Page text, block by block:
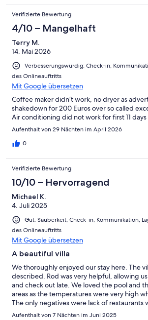
Verifizierte Bewertung
4/10 – Mangelhaft
Terry M.
14. Mai 2026
Verbesserungswürdig: Check-in,
des Onlineauftritts
Mit Google übersetzen
Coffee maker didn’t work, no dryer as
shakedown for 200 Euros over so called
Air conditioning did not work for first 11 days
Aufenthalt von 29 Nächten im April 2026
0
Verifizierte Bewertung
10/10 – Hervorragend
Michael K.
4. Juli 2025
Gut: Sauberkeit, Check-in, Kommunikation,
des Onlineauftritts
Mit Google übersetzen
A beautiful villa
We thoroughly enjoyed our stay here. The
described. Rod was very helpful, allowing
and check out late. We loved the pool and
areas as the temperatures were very high
The only negatives were lack of restaurants
distance and occasional sharp barking from
Aufenthalt von 7 Nächten im Juni 2025